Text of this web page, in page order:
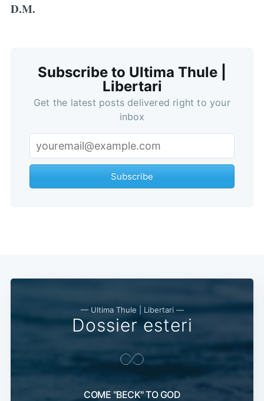
D.M.
Subscribe to Ultima Thule |
Libertari
Get the latest posts delivered right to your
inbox
Subscribe
— Ultima Thule | Libertari —
Dossier esteri
COME "BECK" TO GOD